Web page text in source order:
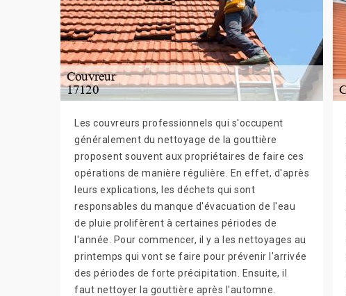
Les couvreurs professionnels qui s'occupent
généralement du nettoyage de la gouttière
proposent souvent aux propriétaires de faire ces
opérations de manière régulière. En effet, d'après
leurs explications, les déchets qui sont
responsables du manque d'évacuation de l'eau
de pluie prolifèrent à certaines périodes de
l'année. Pour commencer, il y a les nettoyages au
printemps qui vont se faire pour prévenir l'arrivée
des périodes de forte précipitation. Ensuite, il
faut nettoyer la gouttière après l'automne.